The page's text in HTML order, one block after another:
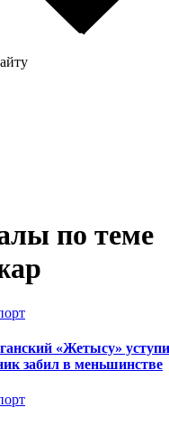
по теме
«Жетысу»
забил в меньшинстве